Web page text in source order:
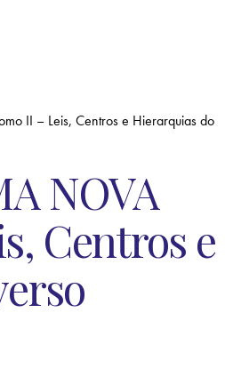
II – Leis, Centros e Hierarquias do
NOVA
Centros e